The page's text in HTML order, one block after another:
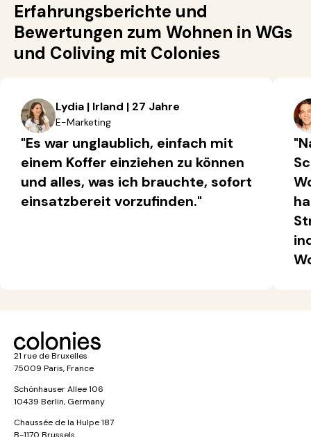
Erfahrungsberichte und
Bewertungen zum Wohnen in WGs
und Coliving mit Colonies
Lydia | Irland | 27 Jahre
E-Marketing
"Es war unglaublich, einfach mit
einem Koffer einziehen zu können
und alles, was ich brauchte, sofort
einsatzbereit vorzufinden."
21 rue de Bruxelles
75009 Paris, France
Schönhauser Allee 106
10439 Berlin, Germany
Chaussée de la Hulpe 187